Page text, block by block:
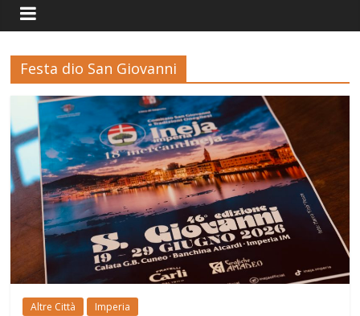
Festa dio San Giovanni
Altre Città Imperia